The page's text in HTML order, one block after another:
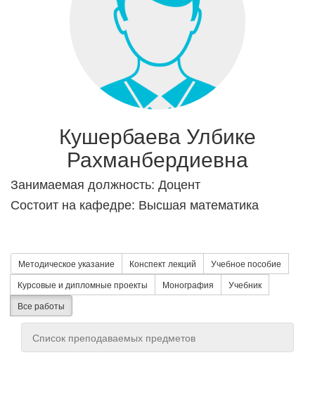
Кушербаева Улбике
Рахманбердиевна
Занимаемая должность: Доцент
Состоит на кафедре: Высшая математика
Методическое указание Конспект лекций
Учебное пособие
Курсовые и дипломные проекты
Монография
Учебник
Все работы
Список преподаваемых предметов